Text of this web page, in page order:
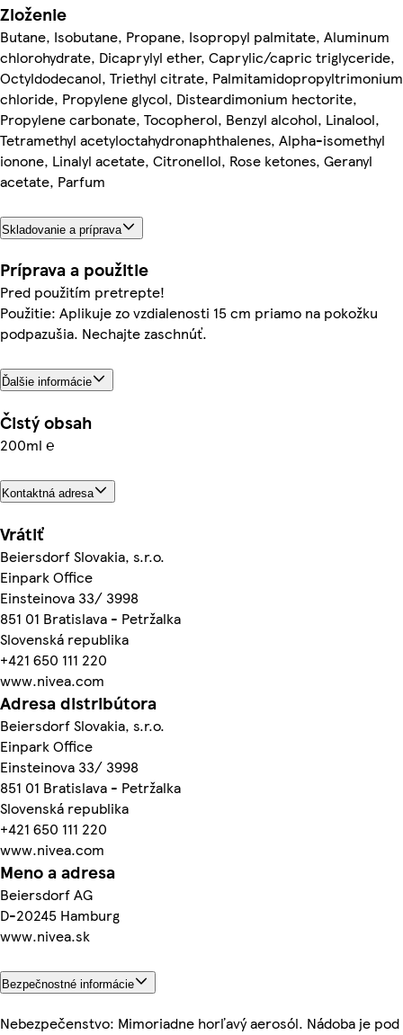
Zloženie
Butane, Isobutane, Propane, Isopropyl palmitate, Aluminum
chlorohydrate, Dicaprylyl ether, Caprylic/capric triglyceride,
Octyldodecanol, Triethyl citrate, Palmitamidopropyltrimonium
chloride, Propylene glycol, Disteardimonium hectorite,
Propylene carbonate, Tocopherol, Benzyl alcohol, Linalool,
Tetramethyl acetyloctahydronaphthalenes, Alpha-isomethyl
ionone, Linalyl acetate, Citronellol, Rose ketones, Geranyl
acetate, Parfum
Skladovanie a príprava
Príprava a použitie
Pred použitím pretrepte!
Použitie: Aplikuje zo vzdialenosti 15 cm priamo na pokožku
podpazušia. Nechajte zaschnúť.
Ďalšie informácie
Čistý obsah
200ml ℮
Kontaktná adresa
Vrátiť
Beiersdorf Slovakia, s.r.o.
Einpark Office
Einsteinova 33/ 3998
851 01 Bratislava - Petržalka
Slovenská republika
+421 650 111 220
www.nivea.com
Adresa distribútora
Beiersdorf Slovakia, s.r.o.
Einpark Office
Einsteinova 33/ 3998
851 01 Bratislava - Petržalka
Slovenská republika
+421 650 111 220
www.nivea.com
Meno a adresa
Beiersdorf AG
D-20245 Hamburg
www.nivea.sk
Bezpečnostné informácie
Nebezpečenstvo: Mimoriadne horľavý aerosól. Nádoba je pod